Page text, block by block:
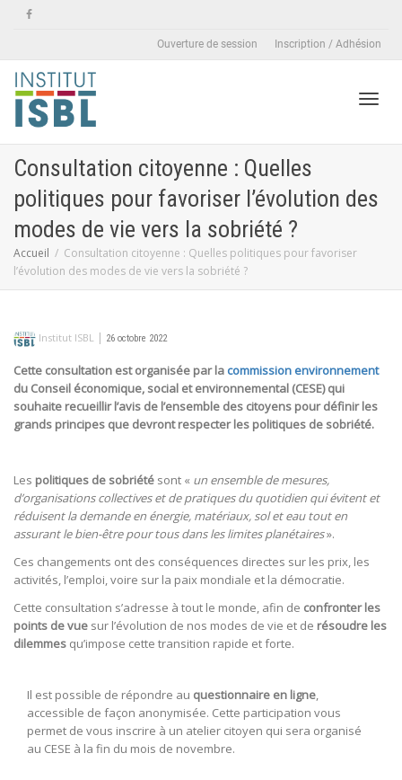
Ouverture de session Inscription / Adhésion
Consultation citoyenne : Quelles
politiques pour favoriser l’évolution des
modes de vie vers la sobriété ?
Accueil
Consultation citoyenne : Quelles politiques pour favoriser
l’évolution des modes de vie vers la sobriété ?
Institut ISBL | 26 octobre 2022
Cette consultation est organisée par la commission environnement
du Conseil économique, social et environnemental (CESE) qui
souhaite recueillir l’avis de l’ensemble des citoyens pour définir les
grands principes que devront respecter les politiques de sobriété.
Les politiques de sobriété sont « un ensemble de mesures,
d’organisations collectives et de pratiques du quotidien qui évitent et
réduisent la demande en énergie, matériaux, sol et eau tout en
assurant le bien-être pour tous dans les limites planétaires».
Ces changements ont des conséquences directes sur les prix, les
activités, l’emploi, voire sur la paix mondiale et la démocratie.
Cette consultation s’adresse à tout le monde, afin de confronter les
points de vue sur l’évolution de nos modes de vie et de résoudre les
dilemmes qu’impose cette transition rapide et forte.
Il est possible de répondre au questionnaire en ligne,
accessible de façon anonymisée. Cette participation vous
permet de vous inscrire à un atelier citoyen qui sera organisé
au CESE à la fin du mois de novembre.